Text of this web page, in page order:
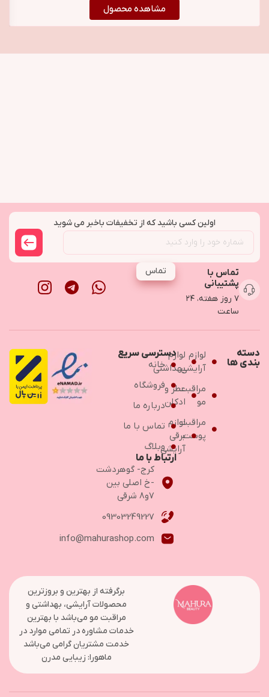
مشاهده محصول
اولین کسی باشید که از تخفیفات باخبر می شوید
تماس با
پشتیبانی
۷ روز هفته، ۲۴
ساعت
تماس
دسته
بندی ها
لوازم
آرایشی
مراقبت
مو
مراقبت
پوست
لوازم
بهداشتی
عطر و
ادکلن
لوازم
برقی
آرایشی
دسترسی سریع
خانه
فروشگاه
درباره ما
تماس با ما
وبلاگ
ارتباط با ما
کرج- گوهردشت
-خ اصلی بین
۷و۸ شرقی
09303249227
info@mahurashop.com
برگرفته از بهترین و بروزترین
محصولات آرایشی، بهداشتی و
مراقبت مو می‌باشد با بهترین
خدمات مشاوره در تمامی موارد در
خدمت مشتریان گرامی می‌باشد
ماهورا: زیبایی مدرن